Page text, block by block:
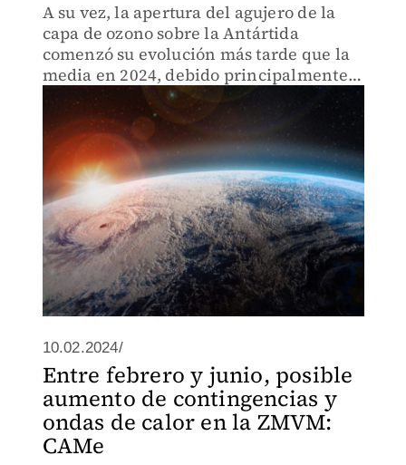
A su vez, la apertura del agujero de la
capa de ozono sobre la Antártida
comenzó su evolución más tarde que la
media en 2024, debido principalmente a
rupturas en el vórtice polar, tras dos
episodios de calentamiento repentino de
la estratosfera en ju
10.02.2024/
Entre febrero y junio, posible
aumento de contingencias y
ondas de calor en la ZMVM:
CAMe